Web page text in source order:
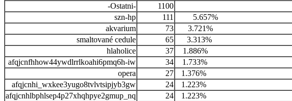
-Ostatni-
1100
szn-hp
111
5.657%
akvarium
73
3.721%
smaltované cedule
65
3.313%
hlaholice
37
1.886%
afqjcnfhhow44ywdlrrlkoahi6pmq6h-iw
34
1.733%
opera
27
1.376%
afqjcnhi_wxkee3yugo8tvlvtsipjyb3gw
24
1.223%
afqjcnhlbphlsep4p27xhqhpye2gmup_nq
24
1.223%